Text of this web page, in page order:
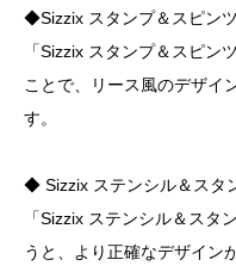
◆Sizzix スタンプ＆スピン
「Sizzix スタンプ＆スピン
ことで、リース風のデザイ
す。
◆ Sizzix ステンシル＆スタ
「Sizzix ステンシル＆スタ
うと、より正確なデザイン